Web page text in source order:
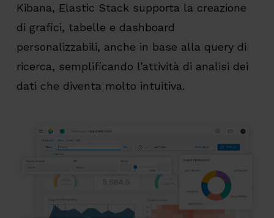
Kibana, Elastic Stack supporta la creazione
di grafici, tabelle e dashboard
personalizzabili, anche in base alla query di
ricerca, semplificando l’attività di analisi dei
dati che diventa molto intuitiva.